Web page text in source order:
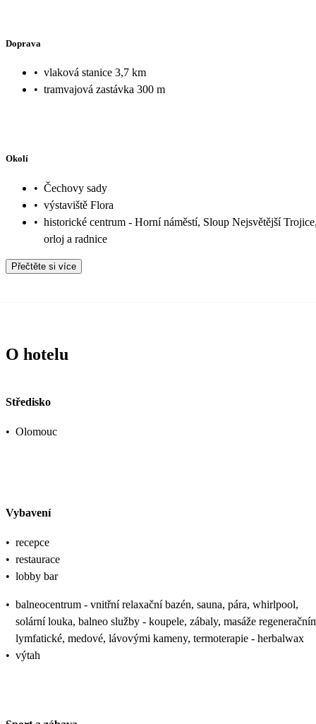
Doprava
• vlaková stanice 3,7 km
• tramvajová zastávka 300 m
Okolí
• Čechovy sady
• výstaviště Flora
• historické centrum - Horní náměstí, Sloup Nejsvětější
orloj a radnice
Přečtěte si více
O hotelu
Středisko
• Olomouc
Vybavení
• recepce
• restaurace
• lobby bar
• balneocentrum - vnitřní relaxační bazén, sauna, pára, whirlpool,
solární louka, balneo služby - koupele, zábaly, masáže
lymfatické, medové, lávovými kameny, termoterapie - herbalwax
• výtah